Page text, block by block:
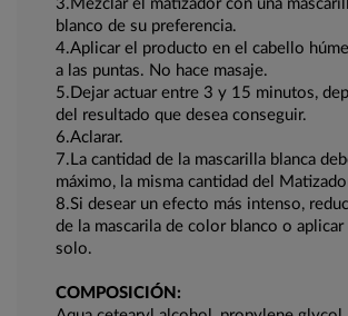
3.Mezclar el matizador con una
blanco de su preferencia.
4.Aplicar el producto en el cabello
a las puntas. No hace masaje.
5.Dejar actuar entre 3 y 15 minutos,
del resultado que desea conseguir.
6.Aclarar.
7.La cantidad de la mascarilla blanca
máximo, la misma cantidad del
8.Si desear un efecto más intenso,
de la mascarila de color blanco o
solo.
COMPOSICIÓN: